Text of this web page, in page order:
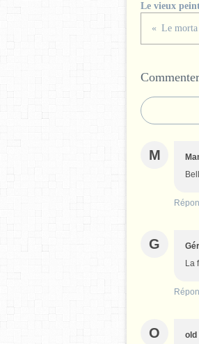
Le vieux
Le morta
M
G
La
O old